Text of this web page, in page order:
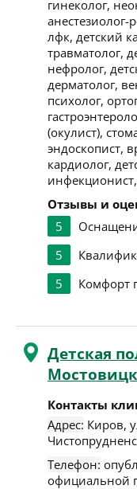
гинеколог,
анестезиолог-
лфк, детский
травматолог,
нефролог,
дерматолог,
психолог,
(окулист),
эндоскопист,
кардиолог,
Отзывы и
5
5
5
Комфорт
Детская
Контакты
Адрес: Киров,
Телефон:
официальной